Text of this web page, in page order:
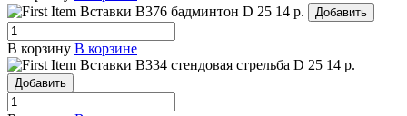
Вставки B376 бадминтон D 25 14 р. Добавить
В корзину В корзине
Вставки B334 стендовая стрельба D 25 14 р.
Добавить